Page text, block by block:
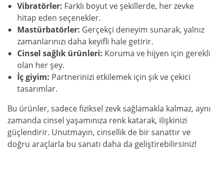
Vibratörler: Farklı boyut ve şekillerde, her zevke
hitap eden seçenekler.
Mastürbatörler: Gerçekçi deneyim sunarak, yalnız
zamanlarınızı daha keyifli hale getirir.
Cinsel sağlık ürünleri: Koruma ve hijyen için gerekli
olan her şey.
İç giyim: Partnerinizi etkilemek için şık ve çekici
tasarımlar.
Bu ürünler, sadece fiziksel zevk sağlamakla kalmaz, aynı
zamanda cinsel yaşamınıza renk katarak, ilişkinizi
güçlendirir. Unutmayın, cinsellik de bir sanattır ve
doğru araçlarla bu sanatı daha da geliştirebilirsiniz!